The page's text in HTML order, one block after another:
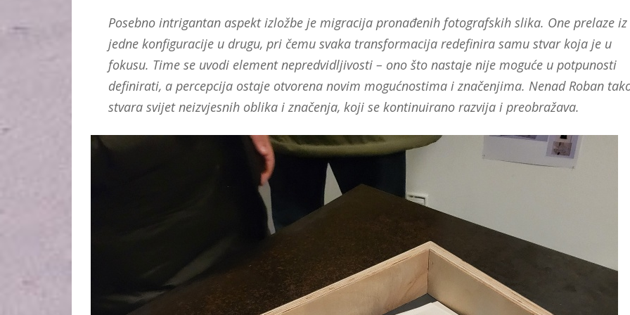
Posebno intrigantan aspekt izložbe je migracija pronađenih fotografskih slika. One prelaze iz
jedne konfiguracije u drugu, pri čemu svaka transformacija redefinira samu stvar koja je u
fokusu. Time se uvodi element nepredvidljivosti – ono što nastaje nije moguće u potpunosti
definirati, a percepcija ostaje otvorena novim mogućnostima i značenjima. Nenad Roban
stvara svijet neizvjesnih oblika i značenja, koji se kontinuirano razvija i preobražava.